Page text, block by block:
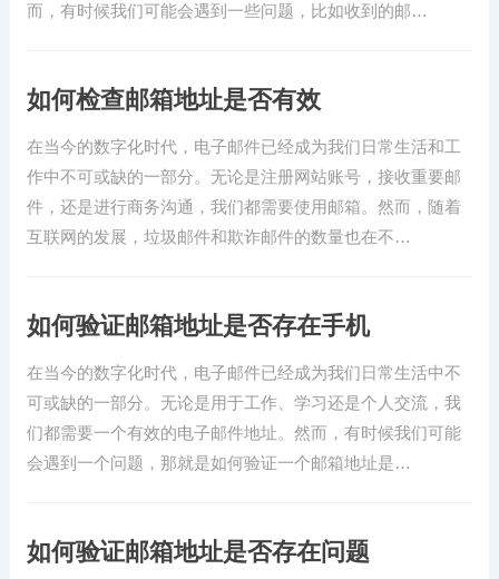
而，有时候我们可能会遇到一些问题，比如收到的邮…
如何检查邮箱地址是否有效
在当今的数字化时代，电子邮件已经成为我们日常生活和工
作中不可或缺的一部分。无论是注册网站账号，接收重要邮
件，还是进行商务沟通，我们都需要使用邮箱。然而，随着
互联网的发展，垃圾邮件和欺诈邮件的数量也在不…
如何验证邮箱地址是否存在手机
在当今的数字化时代，电子邮件已经成为我们日常生活中不
可或缺的一部分。无论是用于工作、学习还是个人交流，我
们都需要一个有效的电子邮件地址。然而，有时候我们可能
会遇到一个问题，那就是如何验证一个邮箱地址是…
如何验证邮箱地址是否存在问题